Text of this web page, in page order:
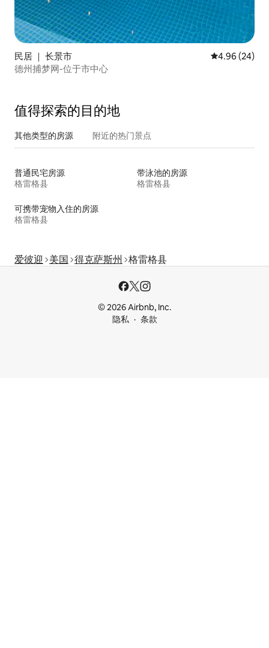
民居 ｜ 长景市 平均评分 4.96
4.96 (24)
德州捕梦网-位于市中心
值得探索的目的地
其他类型的房源 附近的热门景点
普通民宅房源
格雷格县
带泳池的房源
格雷格县
可携带宠物入住的房源
格雷格县
爱彼迎 美国 得克萨斯州 格雷格县
© 2026 Airbnb, Inc.
隐私
条款